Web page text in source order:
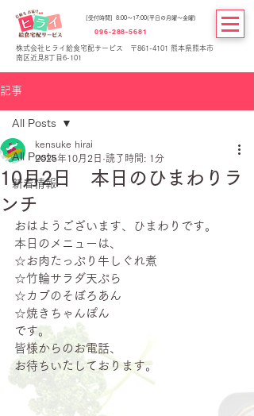
[受付時間] 8:00～17:00(平日の月曜～金曜)
096-288-5681
株式会社ヒライ給食宅配サービス 〒861-4101 熊本県熊本市
南区近見8丁目6-101
記事
All Posts
新着情報
All Posts
10月2日 本日のひまわりラ
ンチ
kensuke hirai
2025年10月2日 読了時間: 1分
おはようございます、ひまわりです。
本日のメニューは、
☆お肉たっぷり牛しぐれ煮
☆竹輪サラダ天ぷら
☆カブのそぼろあん
☆焼きちゃんぽん
です。
皆様からのお電話、
お待ちいたしております。